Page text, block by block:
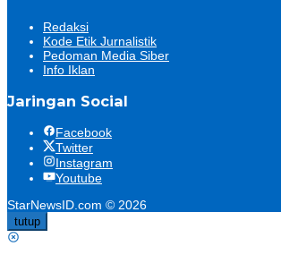
Redaksi
Kode Etik Jurnalistik
Pedoman Media Siber
Info Iklan
Jaringan Social
Facebook
Twitter
Instagram
Youtube
StarNewsID.com © 2026
tutup